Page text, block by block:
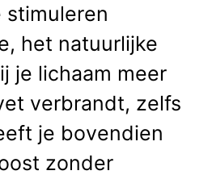
het natuurlijke
je lichaam meer
verbrandt, zelfs
je bovendien
zonder